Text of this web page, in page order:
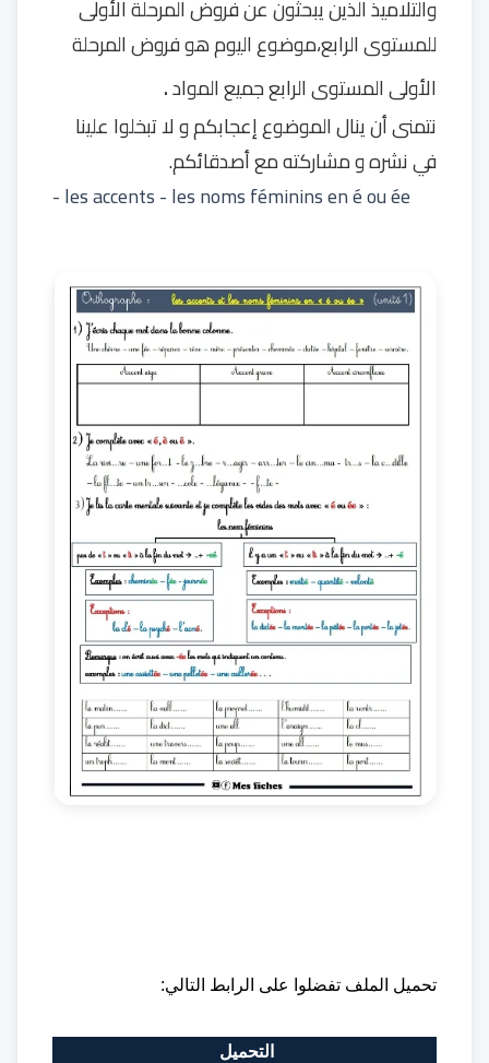
والتلاميذ الذين يبحثون عن فروض المرحلة الأولى
للمستوى الرابع،موضوع اليوم هو فروض المرحلة
الأولى المستوى الرابع جميع المواد.
نتمنى أن ينال الموضوع إعجابكم و لا تبخلوا علينا
في نشره و مشاركته مع أصدقائكم.
- les accents - les noms féminins en é ou ée
تحميل الملف تفضلوا على الرابط التالي:
التحميل